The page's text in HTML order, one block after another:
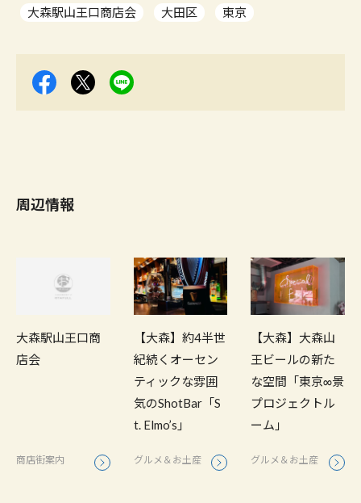
大森駅山王口商店会
大田区 東京
周辺情報
大森駅山王口商
店会
商店街案内
【大森】約4半世
紀続くオーセン
ティックな雰囲
気のShotBar「S
t. Elmo’s」
グルメ＆お土産
【大森】大森山
王ビールの新た
な空間「東京∞景
プロジェクトル
ーム」
グルメ＆お土産